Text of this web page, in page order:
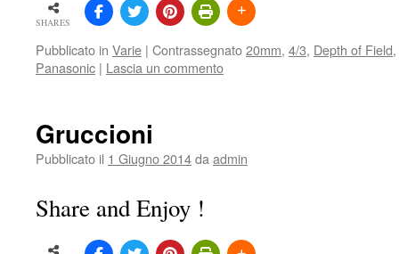
SHARES
Pubblicato in Varie | Contrassegnato20mm, 4/3, Depth of Field,
Panasonic | Lascia un commento
Gruccioni
Pubblicato il 1 Giugno 2014da admin
Share and Enjoy !